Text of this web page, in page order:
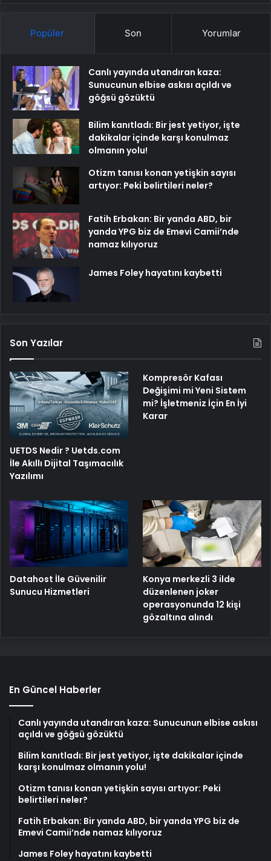
Popüler Son Yorumlar
Canlı yayında utandıran kaza:
Sunucunun elbise askısı açıldı ve
göğsü gözüktü
Bilim kanıtladı: Bir jest yetiyor, işte
dakikalar içinde karşı konulmaz
olmanın yolu!
Otizm tanısı konan yetişkin sayısı
artıyor: Peki belirtileri neler?
Fatih Erbakan: Bir yanda ABD, bir
yanda YPG biz de Emevi Camii’nde
namaz kılıyoruz
James Foley hayatını kaybetti
Son Yazılar
UETDS Nedir ? Uetds.com
İle Akıllı Dijital Taşımacılık
Yazılımı
Kompresör Kafası
Değişimi mi Yeni Sistem
mi? İşletmeniz İçin En İyi
Karar
Datahost İle Güvenilir
Sunucu Hizmetleri
Konya merkezli 3 ilde
düzenlenen joker
operasyonunda 12 kişi
gözaltına alındı
En Güncel Haberler
Canlı yayında utandıran kaza: Sunucunun elbise askısı
açıldı ve göğsü gözüktü
Bilim kanıtladı: Bir jest yetiyor, işte dakikalar içinde
karşı konulmaz olmanın yolu!
Otizm tanısı konan yetişkin sayısı artıyor: Peki
belirtileri neler?
Fatih Erbakan: Bir yanda ABD, bir yanda YPG biz de
Emevi Camii’nde namaz kılıyoruz
James Foley hayatını kaybetti